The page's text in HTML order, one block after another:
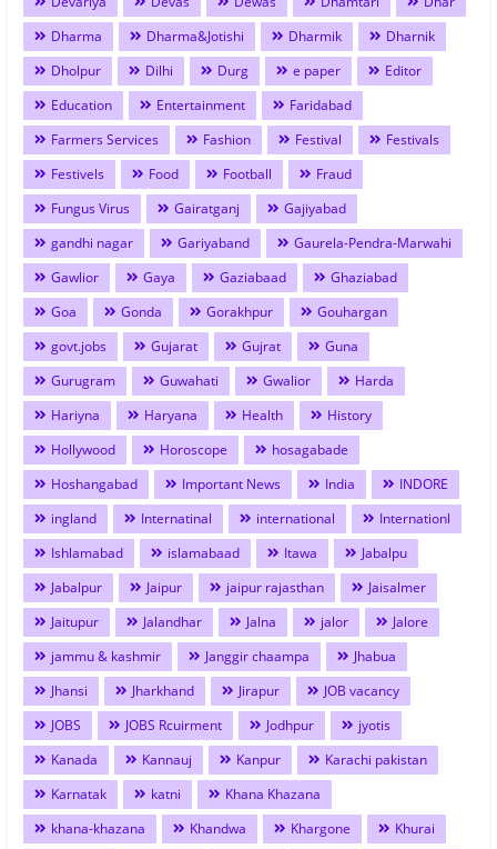
Dharma
Dharma&Jotishi Dharmik
Dharnik
Dholpur
Dilhi Durg e paper
Editor
Education
Entertainment
Faridabad
Farmers Services
Fashion Festival
Festivals
Festivels
Food Football
Fraud
Fungus Virus
Gairatganj
Gajiyabad
gandhi nagar
Gariyaband
Gaurela-Pendra-Marwahi
Gawlior
Gaya Gaziabaad
Ghaziabad
Goa
Gonda Gorakhpur
Gouhargan
govt.jobs
Gujarat Gujrat
Guna
Gurugram
Guwahati Gwalior
Harda
Hariyna
Haryana Health
History
Hollywood
Horoscope
hosagabade
Hoshangabad
Important News India
INDORE
ingland
Internatinal international
Internationl
Ishlamabad
islamabaad Itawa
Jabalpu
Jabalpur
Jaipur jaipur rajasthan
Jaisalmer
Jaitupur
Jalandhar Jalna jalor
Jalore
jammu & kashmir
Janggir chaampa
Jhabua
Jhansi
Jharkhand Jirapur
JOB vacancy
JOBS
JOBS Rcuirment Jodhpur
jyotis
Kanada
Kannauj Kanpur
Karachi pakistan
Karnatak
katni
Khana Khazana
khana-khazana
Khandwa Khargone
Khurai